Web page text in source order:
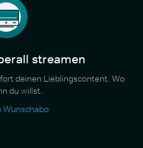
streamen
deinen Lieblingscontent. Wo
du willst.
Wunschabo